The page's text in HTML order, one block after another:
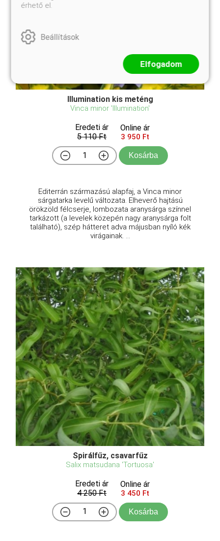
Illumination kis meténg
Vinca minor 'Illumination'
Eredeti ár
5 110 Ft
Online ár
3 950 Ft
Kosárba
Editerrán származású alapfaj, a Vinca minor
sárgatarka levelű változata. Elheverő hajtású
örökzöld félcserje, lombozata aranysárga színnel
tarkázott (a levelek közepén nagy aranysárga folt
található), szép hátteret adva májusban nyíló kék
virágainak. ...
Spirálfűz, csavarfűz
Salix matsudana 'Tortuosa'
Eredeti ár
4 250 Ft
Online ár
3 450 Ft
Kosárba
érhető el.
Beállítások
Elfogadom